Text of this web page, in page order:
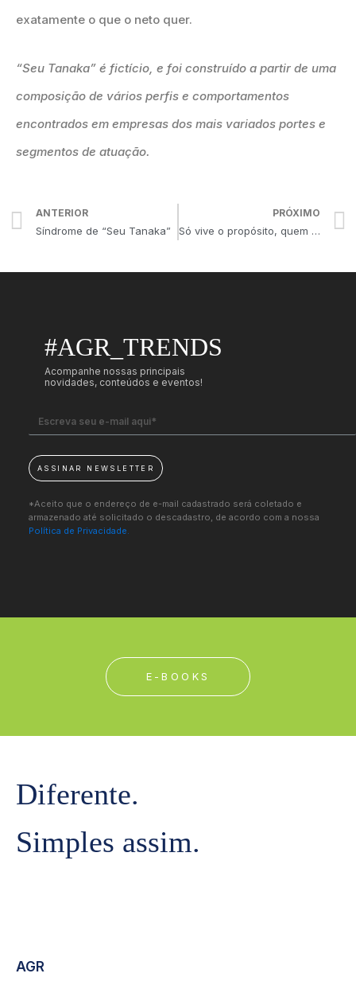
exatamente o que o neto quer.
“Seu Tanaka” é fictício, e foi construído a partir de uma
composição de vários perfis e comportamentos
encontrados em empresas dos mais variados portes e
segmentos de atuação.
ANTERIOR
Síndrome de “Seu Tanaka”
PRÓXIMO
Só vive o propósito, quem suporta o processo!
#AGR_TRENDS
Acompanhe nossas principais
novidades, conteúdos e eventos!
ASSINAR NEWSLETTER
*Aceito que o endereço de e-mail cadastrado será coletado e
armazenado até solicitado o descadastro, de acordo com a nossa
Política de Privacidade.
E-BOOKS
Diferente.
Simples assim.
AGR